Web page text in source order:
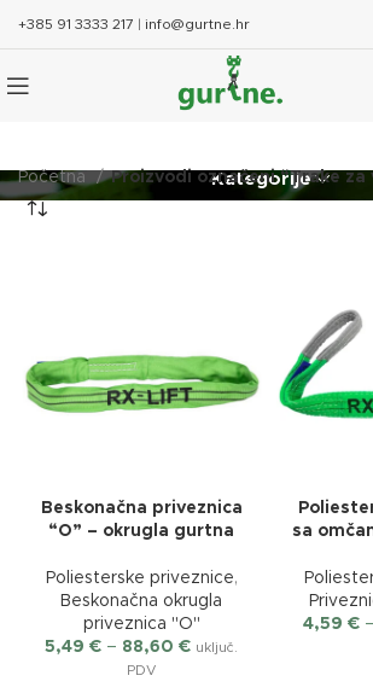
+385 91 3333 217 | info@gurtne.hr
Kategorije
Početna Proizvodi označeni “Trake
Beskonačna priveznica
“O” – okrugla gurtna
Poliesterske priveznice,
Beskonačna okrugla
priveznica "O"
5,49 € – 88,60 € uključ.
PDV
sa
4,59 € –